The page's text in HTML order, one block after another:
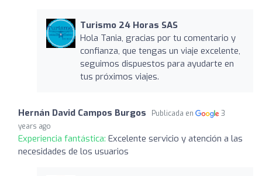
Turismo 24 Horas SAS
Hola Tania, gracias por tu comentario y
confianza, que tengas un viaje excelente,
seguimos dispuestos para ayudarte en
tus próximos viajes.
Hernán David Campos Burgos Publicada en
3
years ago
Experiencia fantástica: Excelente servicio y atención a las
necesidades de los usuarios